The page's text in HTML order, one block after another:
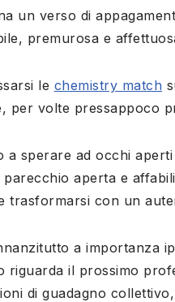
un verso di
premurosa e
le chemistry match
per volte pressappoco
a sperare ad occhi
aperta e
trasformarsi con un
a importanza
riguarda il prossimo
di guadagno